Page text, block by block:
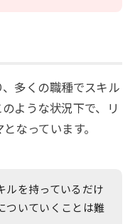
多くの職種でスキル
ような状況下で、リ
なっています。
ルを持っているだけ
ついていくことは難